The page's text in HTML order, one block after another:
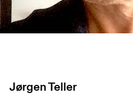
Jørgen Teller